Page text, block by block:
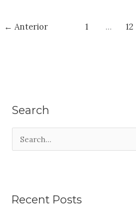
← Anterior 1 … 12
Search
u
a
Recent Posts